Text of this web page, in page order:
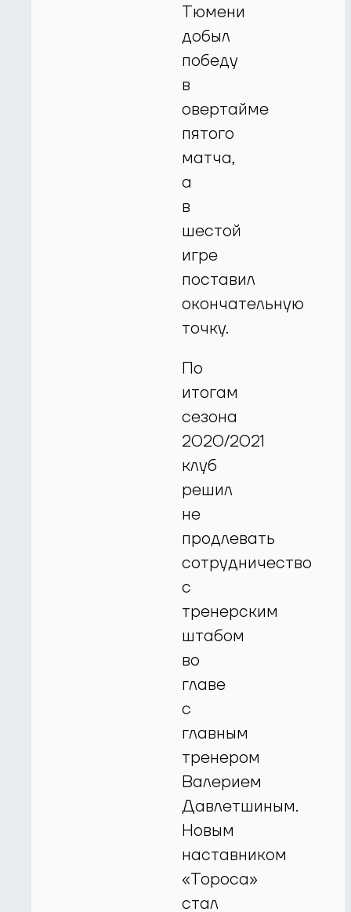
Тюмени
добыл
победу
в
овертайме
пятого
матча,
а
в
шестой
игре
поставил
окончательную
точку.
По
итогам
сезона
2020/2021
клуб
решил
не
продлевать
сотрудничество
с
тренерским
штабом
во
главе
с
главным
тренером
Валерием
Давлетшиным.
Новым
наставником
«Тороса»
стал